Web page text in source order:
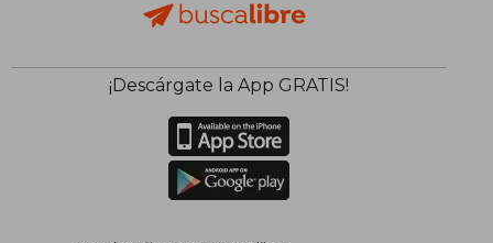
¡Descárgate la App GRATIS!